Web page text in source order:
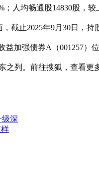
人均畅通股14830股，
截止2025年9月30日，
益加强债券A（001257
之列。前往搜狐，查看更
深